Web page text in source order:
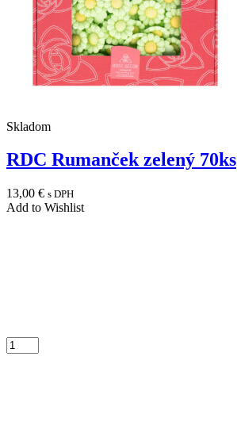
Skladom
RDC Rumanček zelený 70ks
13,00 € s DPH
Add to Wishlist